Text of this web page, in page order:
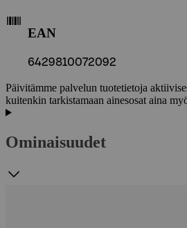
EAN
6429810072092
Päivitämme palvelun tuotetietoja
kuitenkin tarkistamaan ainesosat aina
Ominaisuudet